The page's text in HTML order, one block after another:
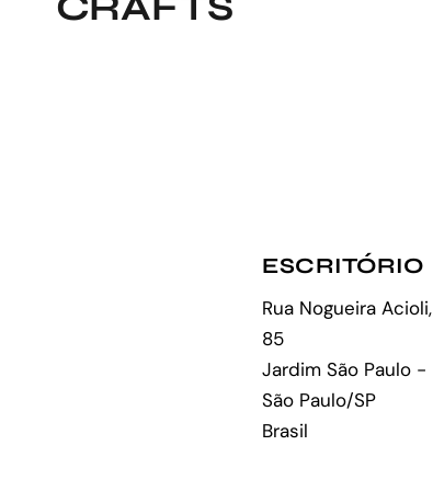
ESCRITÓRIO
Rua Nogueira Acioli,
85
Jardim São Paulo -
São Paulo/SP
Brasil